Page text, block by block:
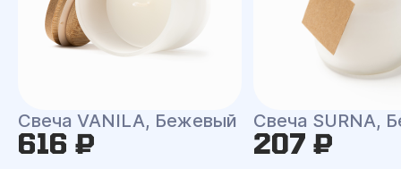
Свеча VANILA, Бежевый
616 ₽
Свеча SURNA,
207 ₽